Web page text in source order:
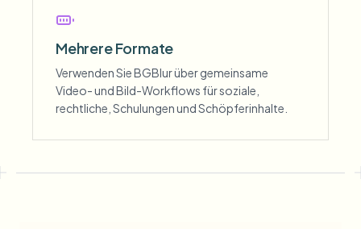
Mehrere Formate
Verwenden Sie BGBlur über gemeinsame
Video- und Bild-Workflows für soziale,
rechtliche, Schulungen und Schöpferinhalte.